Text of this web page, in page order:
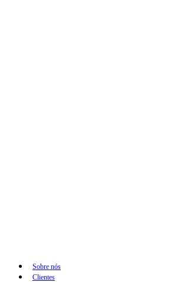
Sobre nós
Clientes